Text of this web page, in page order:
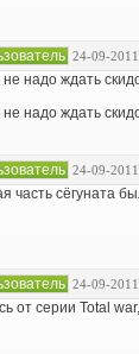
24-09-
не надо ждать
не надо ждать
24-09-
часть сёгуната
24-09-
от серии Total